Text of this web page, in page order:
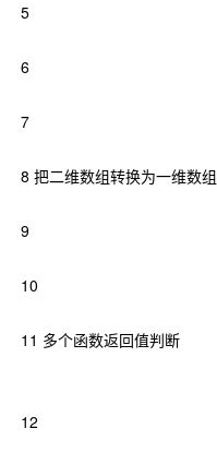
5
6
7
8 把二维数组转换为一维数组
9
10
11 多个函数返回值判断
12